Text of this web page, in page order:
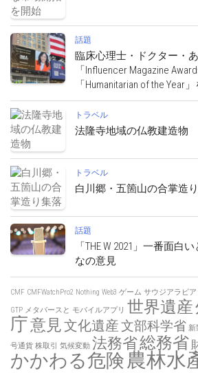
話題
臨床心理士・ドクター・
「Influencer Magazine
「Humanitarian of the Year
トラベル
法隆寺地域の仏教建造物
トラベル
白川郷・五箇山の合掌造
話題
「THE W 2021」一番面白
なの意見
CMF CMFWatchPro2 Nothing Web3 ゲーム サウジアラビア
GTP メタバースと モバイルアプリ 世界遺産
庁意見文化遺産文部科学省 新
号通貨 株取引 気候変動 法務省総務省
かかわる危険農林水